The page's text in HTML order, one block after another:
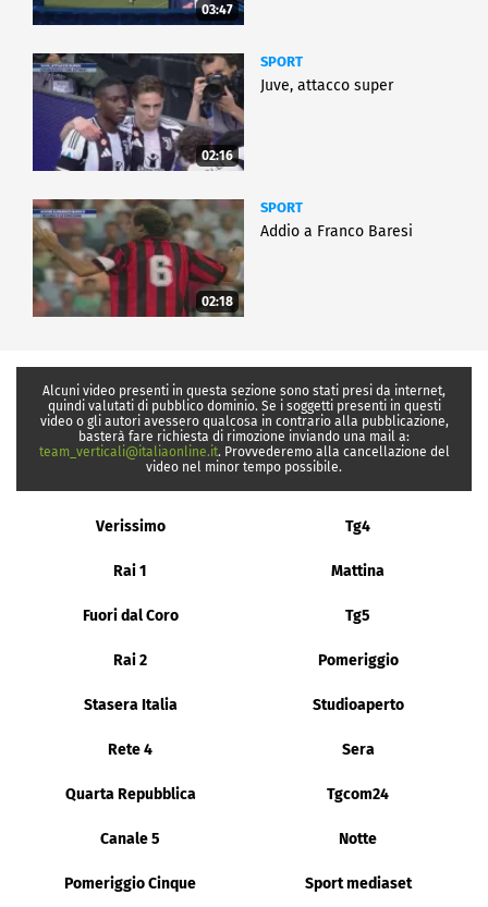
03:47
02:16
SPORT
Juve, attacco super
02:18
SPORT
Addio a Franco Baresi
Alcuni video presenti in questa sezione sono stati presi da internet,
quindi valutati di pubblico dominio. Se i soggetti presenti in questi
video o gli autori avessero qualcosa in contrario alla pubblicazione,
basterà fare richiesta di rimozione inviando una mail a:
team_verticali@italiaonline.it. Provvederemo alla cancellazione del
video nel minor tempo possibile.
Verissimo Tg4
Rai 1 Mattina
Fuori dal Coro Tg5
Rai 2 Pomeriggio
Stasera Italia Studioaperto
Rete 4 Sera
Quarta Repubblica Tgcom24
Canale 5 Notte
Pomeriggio Cinque Sport mediaset